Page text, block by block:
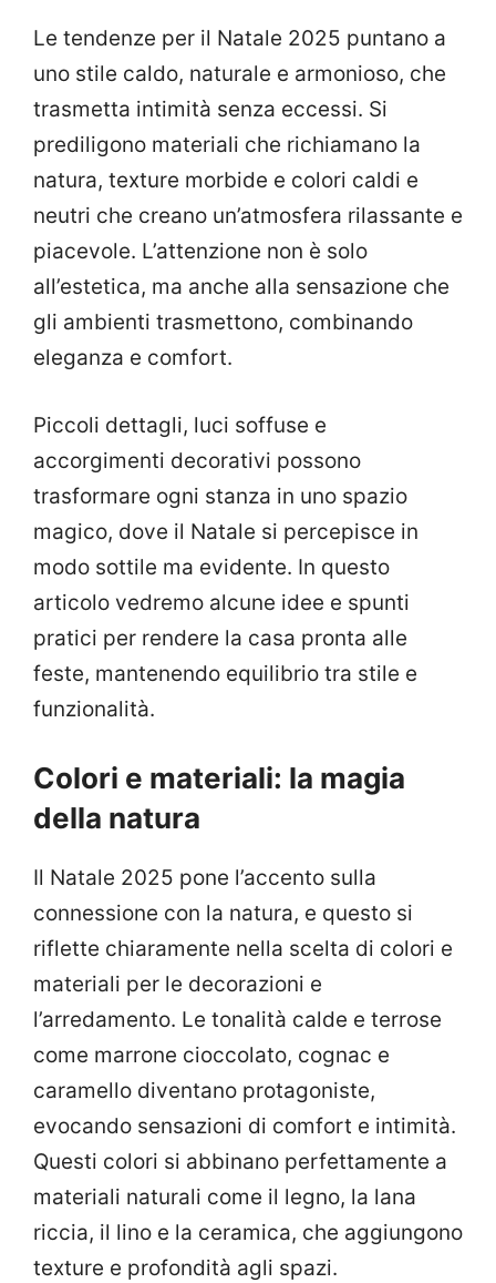
Le tendenze per il Natale 2025 puntano a
uno stile caldo, naturale e armonioso, che
trasmetta intimità senza eccessi. Si
prediligono materiali che richiamano la
natura, texture morbide e colori caldi e
neutri che creano un’atmosfera rilassante e
piacevole. L’attenzione non è solo
all’estetica, ma anche alla sensazione che
gli ambienti trasmettono, combinando
eleganza e comfort.
Piccoli dettagli, luci soffuse e
accorgimenti decorativi possono
trasformare ogni stanza in uno spazio
magico, dove il Natale si percepisce in
modo sottile ma evidente. In questo
articolo vedremo alcune idee e spunti
pratici per rendere la casa pronta alle
feste, mantenendo equilibrio tra stile e
funzionalità.
Colori e materiali: la magia
della natura
Il Natale 2025 pone l’accento sulla
connessione con la natura, e questo si
riflette chiaramente nella scelta di colori e
materiali per le decorazioni e
l’arredamento. Le tonalità calde e terrose
come marrone cioccolato, cognac e
caramello diventano protagoniste,
evocando sensazioni di comfort e intimità.
Questi colori si abbinano perfettamente a
materiali naturali come il legno, la lana
riccia, il lino e la ceramica, che aggiungono
texture e profondità agli spazi.